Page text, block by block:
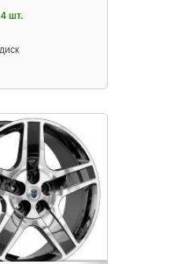
4 шт.